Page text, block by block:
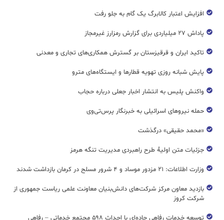
افزایش اعتبار کالابرگ یک گام به جلو رفت
پاداش ۲۷ میلیاردی برای گزارش رمزارز غیرمجاز
تاکید ایران و قرقیزستان بر گسترش همکاری‌های تجاری و معدنی
پایش شبانه روزی تهویه قطار‌ها و ایستگاه‌های مترو
واکنش پلیس به انتشار اخبار جعلی درباره حجاب
حمله نیروهای اسرائیلی به خبرنگار پرس‌تی‌وی
«محمد حقیقی» درگذشت
جزئیات متن اولیۀ طرح راهبردی مدیریت تنگه هرمز
وزارت اطلاعات: ۲۱ مزدور موساد و ۴ شرور مسلح در کرمان بازداشت شدند
بازدید معاون مرکز شرکت‌های دانش‌بنیان معاونت علمی ریاست جمهوری از
شرکت کروز
توسعه خدمات رفاهی جاده‌ای با احداث ۵۹۸ مجتمع خدماتی – رفاهی